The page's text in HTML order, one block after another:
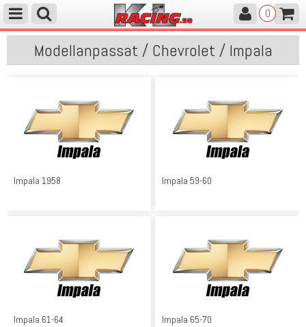
0
Modellanpassat / Chevrolet / Impala
Impala 1958 Impala 59-60
Impala 61-64 Impala 65-70